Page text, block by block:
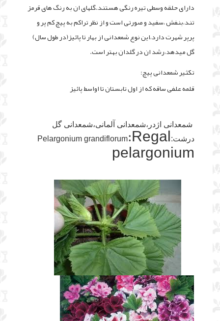
دارای حلقه وسطی تیره رنگی هستند.گلهای ان به رنگ های قرمز
تند،بنفش ،سفید و صورتی است و از نظر تراکم به پیچ کم پر و
پرپر شهرت دارد،این نوع شمعدانی از بهار تا پائیز(در طول سال)
گل میدهد،رشد ان در گلدان بهتر است.
تکثیر شمعدانی پیچ:
قلمه علفی ساقه که از اول تابستان تا اواسط پائیز
شمعدانی اژدر،شمعدانی آلمانی،شمعدانی گل
درشت:Pelargonium grandiflorum:Regal
pelargonium